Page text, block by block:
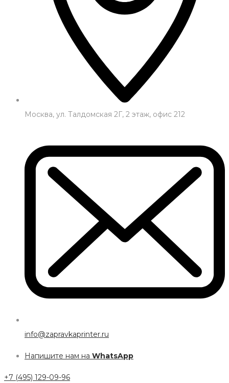
Москва, ул. Талдомская 2Г, 2 этаж, офис 212
info@zapravkaprinter.ru
Напишите нам на WhatsApp
+7 (495) 129-09-96